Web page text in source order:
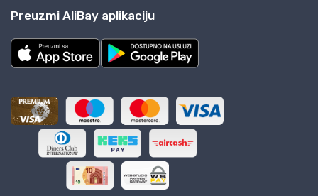
Preuzmi AliBay aplikaciju